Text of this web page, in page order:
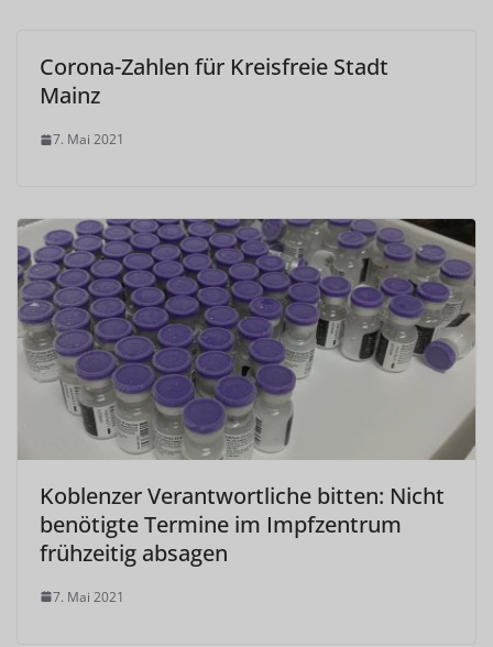
Corona-Zahlen für Kreisfreie Stadt
Mainz
7. Mai 2021
Koblenzer Verantwortliche bitten: Nicht
benötigte Termine im Impfzentrum
frühzeitig absagen
7. Mai 2021